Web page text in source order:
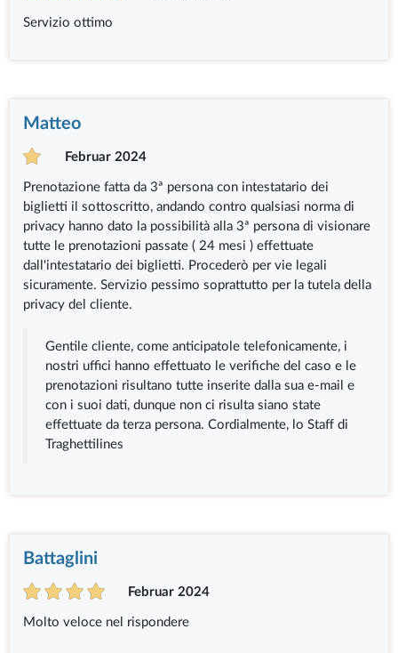
Servizio ottimo
Matteo
Februar 2024
Prenotazione fatta da 3ª persona con intestatario dei
biglietti il sottoscritto, andando contro qualsiasi norma di
privacy hanno dato la possibilità alla 3ª persona di visionare
tutte le prenotazioni passate ( 24 mesi ) effettuate
dall'intestatario dei biglietti. Procederò per vie legali
sicuramente. Servizio pessimo soprattutto per la tutela della
privacy del cliente.
Gentile cliente, come anticipatole telefonicamente, i
nostri uffici hanno effettuato le verifiche del caso e le
prenotazioni risultano tutte inserite dalla sua e-mail e
con i suoi dati, dunque non ci risulta siano state
effettuate da terza persona. Cordialmente, lo Staff di
Traghettilines
Battaglini
Februar 2024
Molto veloce nel rispondere